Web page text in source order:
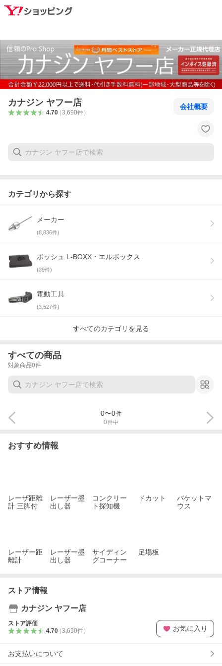
カナジン ヤフー店
4.70（3,690件）
会社概要
カテゴリから探す
メーカー
(8,836件)
ボッシュ L-BOXX・エルボックス
(39件)
電動工具
(3,527件)
すべてのカテゴリを見る
すべての商品
対象商品0件
0件中
0〜0件
おすすめ情報
レーザ距離
計 三脚付
レーザー墨
出し器
コンクリー
ト探知機
ドカット
バケットマ
ウス
レーザー距
離計
レーザー墨
出し器
サイディン
グコーナー
足場板
ストア情報
カナジン ヤフー店
ストア評価
4.70（3,690件） お気に入り
お支払いについて